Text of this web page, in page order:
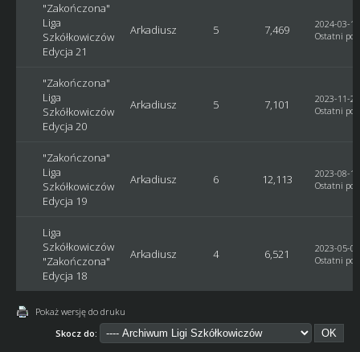
"Zakończona"
Liga
Szkółkowiczów
Edycja 21
Arkadiusz 5 7,469
2024-03-
Ostatni
"Zakończona"
Liga
Szkółkowiczów
Edycja 20
Arkadiusz 5 7,101
2023-11-
Ostatni
"Zakończona"
Liga
Szkółkowiczów
Edycja 19
Arkadiusz 6 12,113
2023-08-
Ostatni
Liga
Szkółkowiczów
"Zakończona"
Edycja 18
Arkadiusz 4 6,521
2023-05-
Ostatni
Pokaż wersję do druku
Skocz do: